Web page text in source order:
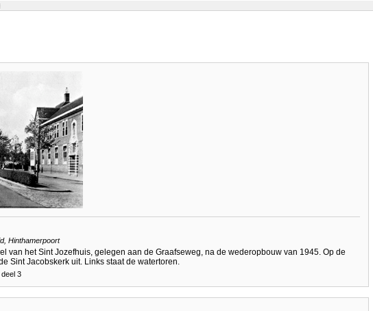
Hinthamerpoort
van het Sint Jozefhuis, gelegen aan de Graafseweg, na de wederopbouw van 1945. Op de
Sint Jacobskerk uit. Links staat de watertoren.
3